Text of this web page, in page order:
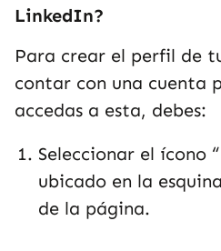
LinkedIn?
Para crear el perfil de
contar con una cuenta
accedas a esta, debes:
Seleccionar el ícono
ubicado en la
de la página.